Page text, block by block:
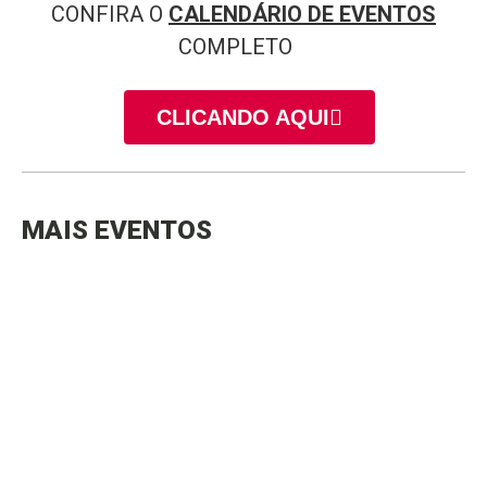
CONFIRA O CALENDÁRIO DE EVENTOS
COMPLETO
CLICANDO AQUI
MAIS EVENTOS